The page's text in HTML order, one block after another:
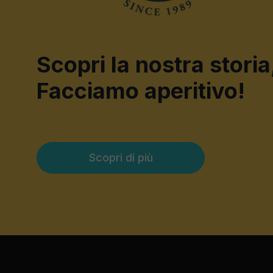
Scopri la nostra
Facciamo aperitivo!
Scopri di più